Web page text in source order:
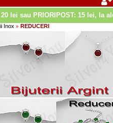
lei sau PRIORIPOST: 15 lei, la
Inox » REDUCERI